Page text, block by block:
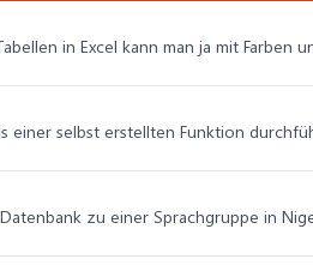
in Excel kann man ja mit Farben
einer selbst erstellten Funktion
zu einer Sprachgruppe in